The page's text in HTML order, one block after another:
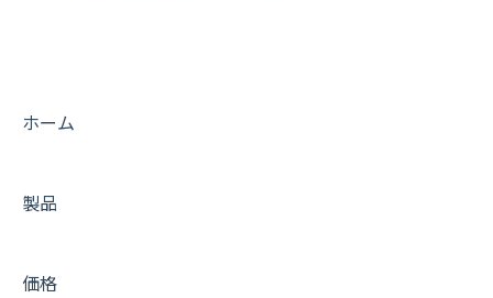
よくあるお問い合わせ
ホーム
製品
価格